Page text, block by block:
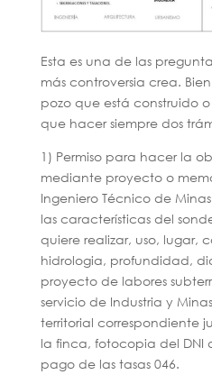
Esta es una de las
más controversia crea.
pozo que está construido
que hacer siempre dos
1) Permiso para hacer la
mediante proyecto o
Ingeniero Técnico de
las características del
quiere realizar, uso, lugar,
hidrologia, profundidad,
proyecto de labores
servicio de Industria y
territorial correspondiente
la finca, fotocopia del DNI
pago de las tasas 046.